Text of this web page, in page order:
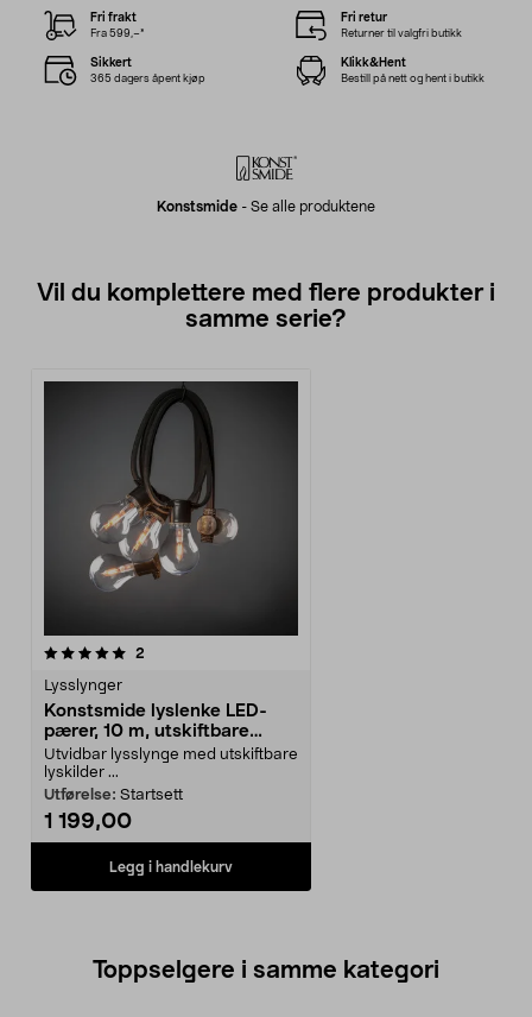
Konstsmide - Se alle produktene
Fri frakt
Fra 599,–*
Fri retur
Returner til valgfri butikk
Sikkert
365 dagers åpent kjøp
Klikk&Hent
Bestill på nett og hent i butikk
Vil du komplettere med flere produkter i
samme serie?
2
Lysslynger
Konstsmide lyslenke LED-
pærer, 10 m, utskiftbare
lyskilder
Utvidbar lysslynge med utskiftbare
lyskilder ...
Utførelse: Startsett
1 199,00
Legg i handlekurv
Toppselgere i samme kategori